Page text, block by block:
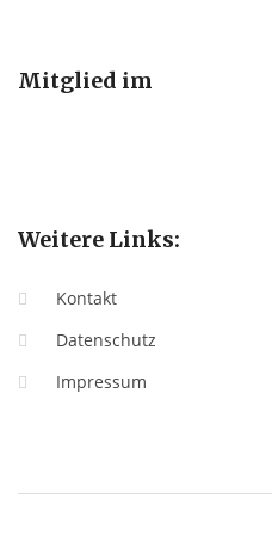
Mitglied im
Weitere Links:
Kontakt
Datenschutz
Impressum